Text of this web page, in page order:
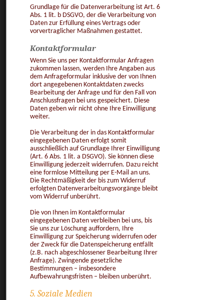
Grundlage für die Datenverarbeitung ist Art. 6
Abs. 1 lit. b DSGVO, der die Verarbeitung von
Daten zur Erfüllung eines Vertrags oder
vorvertraglicher Maßnahmen gestattet.
Kontaktformular
Wenn Sie uns per Kontaktformular Anfragen
zukommen lassen, werden Ihre Angaben aus
dem Anfrageformular inklusive der von Ihnen
dort angegebenen Kontaktdaten zwecks
Bearbeitung der Anfrage und für den Fall von
Anschlussfragen bei uns gespeichert. Diese
Daten geben wir nicht ohne Ihre Einwilligung
weiter.
Die Verarbeitung der in das Kontaktformular
eingegebenen Daten erfolgt somit
ausschließlich auf Grundlage Ihrer Einwilligung
(Art. 6 Abs. 1 lit. a DSGVO). Sie können diese
Einwilligung jederzeit widerrufen. Dazu reicht
eine formlose Mitteilung per E-Mail an uns.
Die Rechtmäßigkeit der bis zum Widerruf
erfolgten Datenverarbeitungsvorgänge bleibt
vom Widerruf unberührt.
Die von Ihnen im Kontaktformular
eingegebenen Daten verbleiben bei uns, bis
Sie uns zur Löschung auffordern, Ihre
Einwilligung zur Speicherung widerrufen oder
der Zweck für die Datenspeicherung entfällt
(z.B. nach abgeschlossener Bearbeitung Ihrer
Anfrage). Zwingende gesetzliche
Bestimmungen – insbesondere
Aufbewahrungsfristen – bleiben unberührt.
5. Soziale Medien